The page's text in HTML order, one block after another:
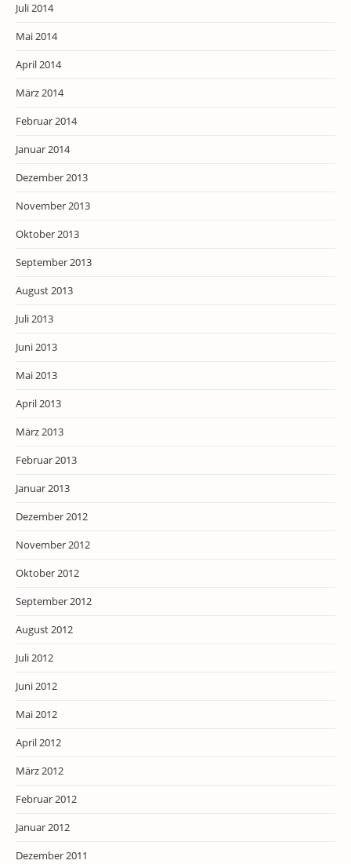
Juli 2014
Mai 2014
April 2014
März 2014
Februar 2014
Januar 2014
Dezember 2013
November 2013
Oktober 2013
September 2013
August 2013
Juli 2013
Juni 2013
Mai 2013
April 2013
März 2013
Februar 2013
Januar 2013
Dezember 2012
November 2012
Oktober 2012
September 2012
August 2012
Juli 2012
Juni 2012
Mai 2012
April 2012
März 2012
Februar 2012
Januar 2012
Dezember 2011